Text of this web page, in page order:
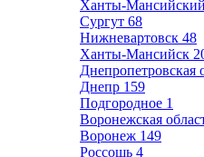
Ханты-
Сургут 68
Нижневартовск 48
Ханты-Мансийск
Днепропетровская
Днепр 159
Подгородное 1
Воронежская
Воронеж 149
Россошь 4